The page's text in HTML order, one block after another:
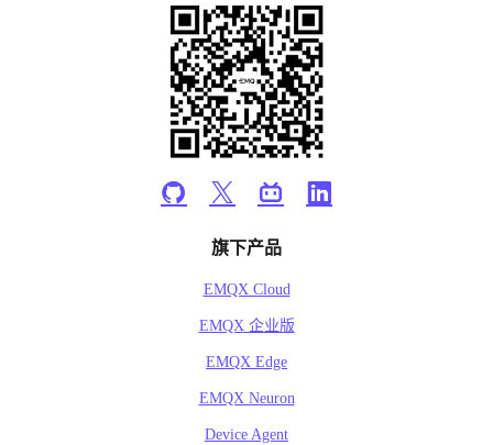
旗下产品
EMQX Cloud
EMQX 企业版
EMQX Edge
EMQX Neuron
Device Agent